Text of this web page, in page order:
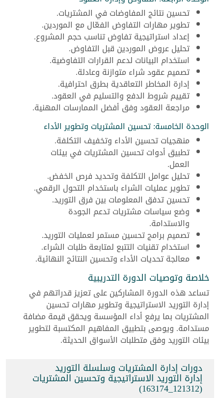
تحسين نتائج المفاوضات في المشتريات.
تطوير مهارات التفاوض الفعّال مع الموردين.
إعداد استراتيجية تفاوض تناسب حجم المشروع.
تحليل عروض الموردين قبل التفاوض.
استخدام البيانات لدعم القرارات التفاوضية.
تصميم عقود شراء متوازنة وعادلة.
إدارة المخاطر التعاقدية بطرق احترافية.
تقييم شروط الدفع والتسليم في العقود.
مراجعة العقود وفق أفضل الممارسات المهنية.
الوحدة الخامسة: تحسين المشتريات وتطوير الأداء
منهجيات تحسين الأداء وتخفيف التكلفة.
تطبيق أدوات تحسين المشتريات في بيئات
العمل.
تحليل عوامل التكلفة وتحديد فرص الخفض.
تطوير عمليات الشراء باستخدام التحول الرقمي.
تحسين تدفق المعلومات بين فرق التوريد.
وضع سياسات مشتريات تدعم الجودة
والاستدامة.
تصميم برامج تحسين مستمر لعمليات التوريد.
استخدام تقنيات التتبع لمتابعة طلبات الشراء.
معالجة تحديات الأداء وتحسين النتائج النهائية.
خلاصة وتوصيات الدورة التدريبية
تساعد هذه الدورة المشاركين على تعزيز قدراتهم في
إدارة التوريد الاستراتيجية وتطوير مهارات تحسين
المشتريات بما يرفع أداء المؤسسة ويحقق قيمة مضافة
مستدامة. ويوصى بتطبيق المفاهيم المكتسبة لتطوير
بيئات التوريد وفق متطلبات الأسواق الحديثة.
دورات إدارة المشتريات وسلسلة التوريد
إدارة التوريد الاستراتيجية وتحسين المشتريات
(121312_163174)